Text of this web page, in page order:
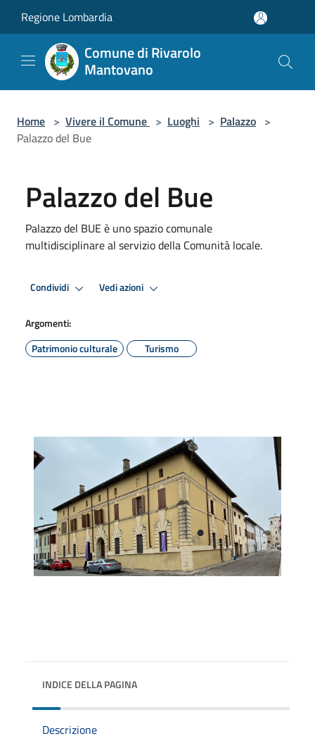
Regione Lombardia
Comune di Rivarolo
Mantovano
Home > Vivere il Comune > Luoghi > Palazzo >
Palazzo del Bue
Palazzo del Bue
Palazzo del BUE è uno spazio comunale
multidisciplinare al servizio della Comunità locale.
Condividi Vedi azioni
Argomenti:
Patrimonio culturale
Turismo
INDICE DELLA PAGINA
Descrizione